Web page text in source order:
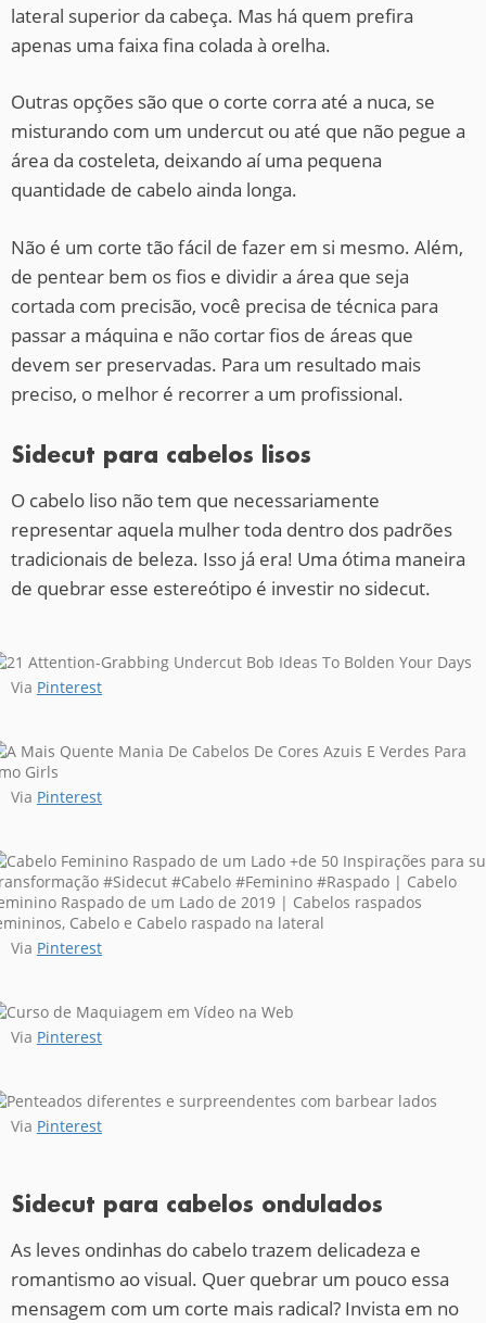
lateral superior da cabeça. Mas há quem prefira
apenas uma faixa fina colada à orelha.
Outras opções são que o corte corra até a nuca, se
misturando com um undercut ou até que não pegue a
área da costeleta, deixando aí uma pequena
quantidade de cabelo ainda longa.
Não é um corte tão fácil de fazer em si mesmo. Além,
de pentear bem os fios e dividir a área que seja
cortada com precisão, você precisa de técnica para
passar a máquina e não cortar fios de áreas que
devem ser preservadas. Para um resultado mais
preciso, o melhor é recorrer a um profissional.
Sidecut para cabelos lisos
O cabelo liso não tem que necessariamente
representar aquela mulher toda dentro dos padrões
tradicionais de beleza. Isso já era! Uma ótima maneira
de quebrar esse estereótipo é investir no sidecut.
Via Pinterest
Via Pinterest
Via Pinterest
Via Pinterest
Via Pinterest
Sidecut para cabelos ondulados
As leves ondinhas do cabelo trazem delicadeza e
romantismo ao visual. Quer quebrar um pouco essa
mensagem com um corte mais radical? Invista em no